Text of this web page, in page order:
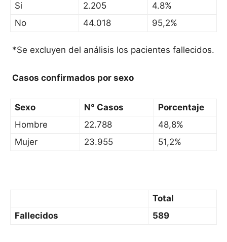
Si
2.205
4.8%
No
44.018 95,2%
*Se excluyen del análisis los pacientes fallecidos.
Casos confirmados por sexo
Sexo N° Casos
Porcentaje
Hombre
22.788
48,8%
Mujer
23.955 51,2%
Total
Fallecidos
589